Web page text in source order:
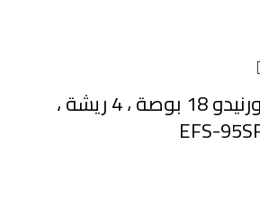
مروحة استاند تورنيدو 18 بوصة ، 4 ريشة ،